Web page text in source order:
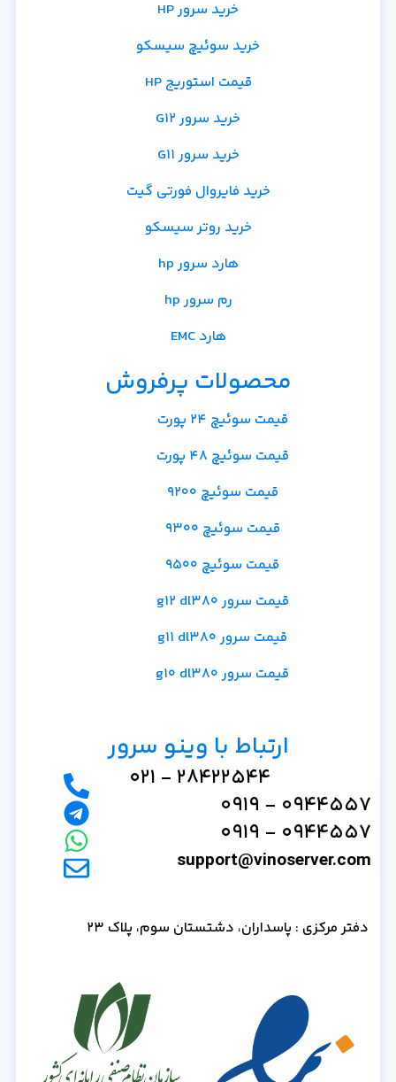
خرید سرور HP
خرید سوئیچ سیسکو
قیمت استوریج HP
خرید سرور G12
خرید سرور G11
خرید فایروال فورتی گیت
خرید روتر سیسکو
هارد سرور hp
رم سرور hp
هارد EMC
محصولات پرفروش
قیمت سوئیچ 24 پورت
قیمت سوئیچ 48 پورت
قیمت سوئیچ 9200
قیمت سوئیچ 9300
قیمت سوئیچ 9500
قیمت سرور g12 dl380
قیمت سرور g11 dl380
قیمت سرور g10 dl380
ارتباط با وینو سرور
28422544 - 021
0944557 - 0919
0944557 - 0919
support@vinoserver.com
دفتر مرکزی : پاسداران، دشتستان سوم، پلاک 23